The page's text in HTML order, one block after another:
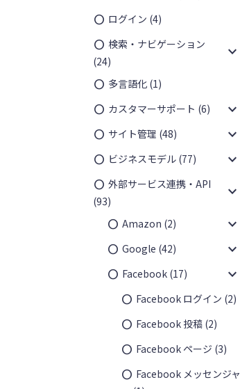
ログイン (4)
検索・ナビゲーション
(24)
expand_more
多言語化 (1)
カスタマーサポート (6) expand_more
サイト管理 (48) expand_more
ビジネスモデル (77) expand_more
外部サービス連携・API
(93)
expand_more
Amazon (2) expand_more
Google (42) expand_more
Facebook (17) expand_more
Facebook ログイン (2)
Facebook 投稿 (2)
Facebook ページ (3)
Facebook メッセンジャ